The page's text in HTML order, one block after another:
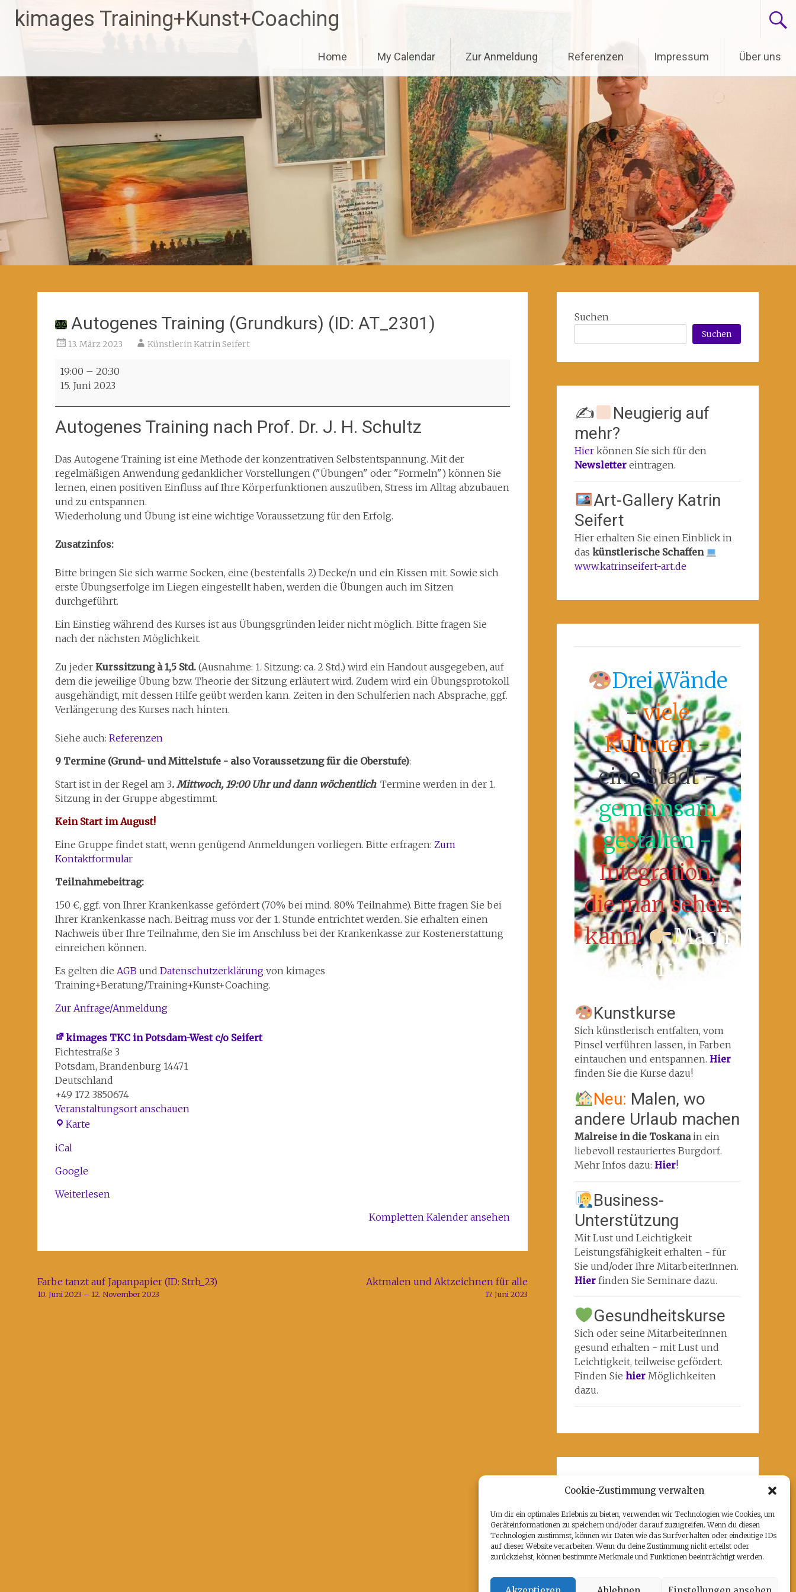
Cookie-Zustimmung verwalten
Um dir ein optimales Erlebnis zu bieten, verwenden wir Technologien wie Cookies, um
Geräteinformationen zu speichern und/oder darauf zuzugreifen. Wenn du diesen
Technologien zustimmst, können wir Daten wie das Surfverhalten oder eindeutige IDs
auf dieser Website verarbeiten. Wenn du deine Zustimmung nicht erteilst oder
zurückziehst, können bestimmte Merkmale und Funktionen beeinträchtigt werden.
Zum
Inhaltkimages Training+Kunst+Coaching
Home My Calendar Zur Anmeldung Referenzen Impressum Über uns
Autogenes Training (Grundkurs) (ID: AT_2301)
13. März 2023 Künstlerin Katrin Seifert
Autogenes
Training
(Grundkurs)
(ID:
AT_2301)
19:00 – 20:30
15. Juni 2023
Autogenes Training nach Prof. Dr. J. H. Schultz
Das Autogene Training ist eine Methode der konzentrativen Selbstentspannung. Mit der
regelmäßigen Anwendung gedanklicher Vorstellungen ("Übungen" oder "Formeln") können Sie
lernen, einen positiven Einfluss auf Ihre Körperfunktionen auszuüben, Stress im Alltag abzubauen
und zu entspannen.
Wiederholung und Übung ist eine wichtige Voraussetzung für den Erfolg.
Zusatzinfos:
Bitte bringen Sie sich warme Socken, eine (bestenfalls 2) Decke/n und ein Kissen mit. Sowie sich
erste Übungserfolge im Liegen eingestellt haben, werden die Übungen auch im Sitzen
durchgeführt.
Ein Einstieg während des Kurses ist aus Übungsgründen leider nicht möglich. Bitte fragen Sie
nach der nächsten Möglichkeit.
Zu jeder Kurssitzung à 1,5 Std. (Ausnahme: 1. Sitzung: ca. 2 Std.) wird ein Handout ausgegeben, auf
dem die jeweilige Übung bzw. Theorie der Sitzung erläutert wird. Zudem wird ein Übungsprotokoll
ausgehändigt, mit dessen Hilfe geübt werden kann. Zeiten in den Schulferien nach Absprache, ggf.
Verlängerung des Kurses nach hinten.
Siehe auch: Referenzen
9 Termine (Grund- und Mittelstufe - also Voraussetzung für die Oberstufe):
Start ist in der Regel am 3. Mittwoch, 19:00 Uhr und dann wöchentlich. Termine werden in der 1.
Sitzung in der Gruppe abgestimmt.
Kein Start im August!
Eine Gruppe findet statt, wenn genügend Anmeldungen vorliegen. Bitte erfragen: Zum
Kontaktformular
Teilnahmebeitrag:
150 €, ggf. von Ihrer Krankenkasse gefördert (70% bei mind. 80% Teilnahme). Bitte fragen Sie bei
Ihrer Krankenkasse nach. Beitrag muss vor der 1. Stunde entrichtet werden. Sie erhalten einen
Nachweis über Ihre Teilnahme, den Sie im Anschluss bei der Krankenkasse zur Kostenerstattung
einreichen können.
Es gelten die AGB und Datenschutzerklärung von kimages
Training+Beratung/Training+Kunst+Coaching.
Zur Anfrage/Anmeldung
kimages TKC in Potsdam-West c/o Seifert
Fichtestraße 3
Potsdam, Brandenburg 14471
Deutschland
+49 172 3850674
Veranstaltungsort anschauen
Kartekimages
c/o
iCal
Google
Weiterlesen
Kompletten Kalender ansehen
Beitragsnavigation
Farbe tanzt auf Japanpapier (ID: Strb_23)
10. Juni 2023 – 12. November 2023
Aktmalen und Aktzeichnen für alle
17. Juni 2023
Suchen
Suchen
✍
Neugierig auf
mehr?
Hierkönnen Sie sich für den
Newsletter eintragen.
Art-Gallery Katrin
Seifert
Hier erhalten Sie einen Einblick in
das künstlerische Schaffen
www.katrinseifert-art.de
Drei Wände
-viele
Kulturen-
eine Stadt -
gemeinsam
gestalten -
Integration,
die man sehen
kann!
Mach
mit!
Kunstkurse
Sich künstlerisch entfalten, vom
Pinsel verführen lassen, in Farben
eintauchen und entspannen. Hier
finden Sie die Kurse dazu!
Neu: Malen, wo
andere Urlaub machen
Malreise in die Toskanain ein
liebevoll restauriertes Burgdorf.
Mehr Infos dazu: Hier!
Business-
Unterstützung
Mit Lust und Leichtigkeit
Leistungsfähigkeit erhalten - für
Sie und/oder Ihre MitarbeiterInnen.
Hier finden Sie Seminare dazu.
Gesundheitskurse
Sich oder seine MitarbeiterInnen
gesund erhalten - mit Lust und
Leichtigkeit, teilweise gefördert.
Finden Sie hier Möglichkeiten
dazu.
Unsere Partner
kreative und künstlerische ♥️von
Potsdam:www.rz-potsdam.deund
mein Atelier 108